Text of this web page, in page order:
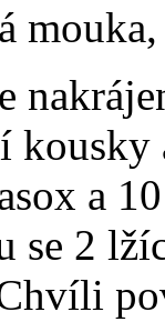
a
se 2